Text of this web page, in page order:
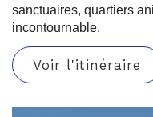
sanctuaires, quartiers
incontournable.
Voir l'itinéraire